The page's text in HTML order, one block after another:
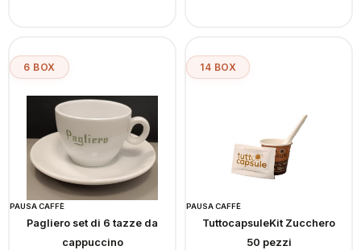
6 BOX
PAUSA CAFFÈ
Pagliero set di 6 tazze da
cappuccino
14 BOX
PAUSA CAFFÈ
TuttocapsuleKit Zucchero
50 pezzi